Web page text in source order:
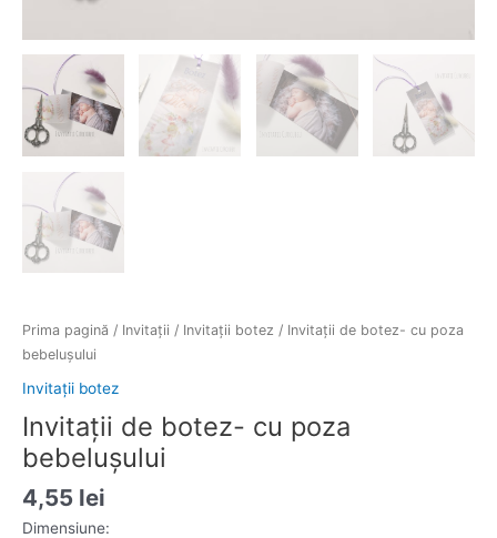
Prima pagină / Invitații / Invitații botez / Invitații de botez- cu poza
bebelușului
Invitații botez
Invitații de botez- cu poza
bebelușului
4,55 lei
Dimensiune: